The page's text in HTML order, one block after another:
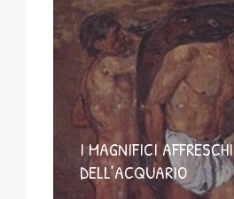
I MAGNIFICI AFFRESCHI
DELL’ACQUARIO